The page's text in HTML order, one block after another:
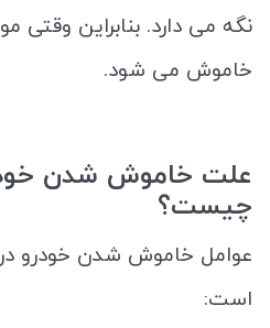
نگه می دارد. بنابراین وقتی
خاموش می‌ شود.
علت خاموش شدن
چیست؟
عوامل خاموش شدن خودرو
است: